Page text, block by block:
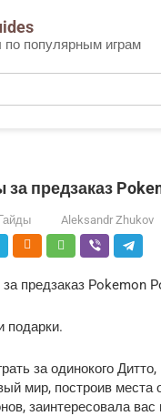
популярным играм
предзаказ
Гайды Aleksandr Zhukov
подарки.
за одинокого
мир, построив места
заинтересовала